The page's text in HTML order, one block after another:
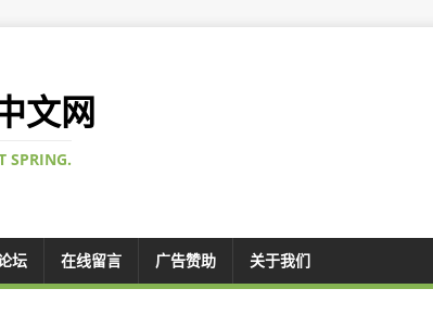
文网
SPRING.
坛 在线留言 广告赞助 关于我们